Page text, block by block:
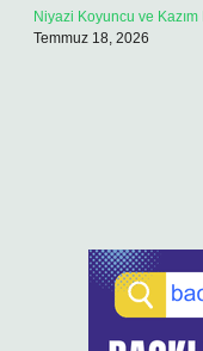
Niyazi Koyuncu ve
Temmuz 18, 2026